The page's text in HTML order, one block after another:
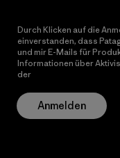
Durch Klicken auf die
einverstanden, dass
und mir E-Mails für
Informationen über
der
Anmelden